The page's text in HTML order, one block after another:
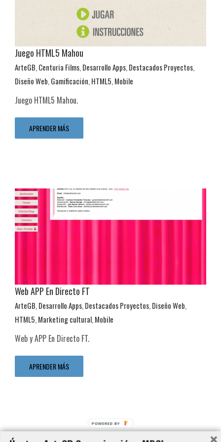
ArteGB Centuria Films
Diseño Web
Juego HTML5 Mahou
ArteGB, Centuria Films, Desarrollo Apps, Destacados Proyectos,
Diseño Web, Gamificación, HTML5, Mobile
Juego HTML5 Mahou.
APRENDER MÁS
ArteGB Desarrollo Apps Destacados Proyectos
Marketing cultural
Web APP En Directo FT
ArteGB, Desarrollo Apps, Destacados Proyectos, Diseño Web,
HTML5, Marketing cultural, Mobile
Web y APP En Directo FT.
APRENDER MÁS
POWERED BY